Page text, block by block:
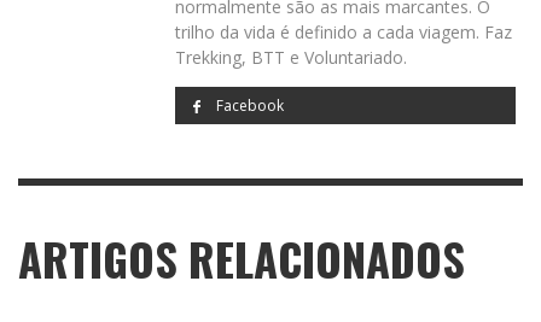
normalmente são as mais marcantes. O
trilho da vida é definido a cada viagem. Faz
Trekking, BTT e Voluntariado.
Facebook
ARTIGOS RELACIONADOS